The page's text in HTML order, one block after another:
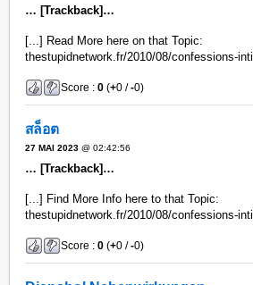
… [Trackback]…
[...] Read More here on that Topic:
thestupidnetwork.fr/2010/08/confessions-
Score :0 (+0 /-0)
สล็อต
27 MAI 2023 @ 02:42:56
… [Trackback]…
[...] Find More Info here to that Topic:
thestupidnetwork.fr/2010/08/confessions-
Score :0 (+0 /-0)